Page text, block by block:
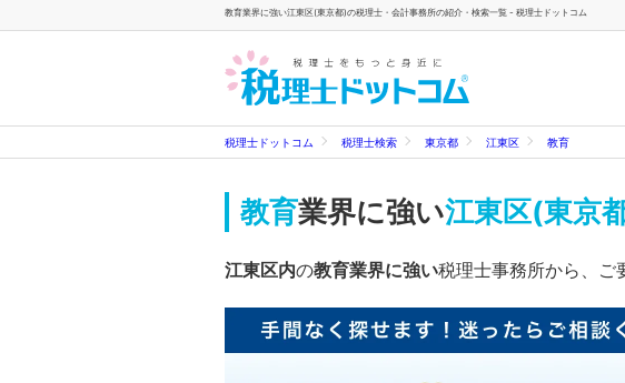
教育業界に強い江東区(東京都)の税理士・会計事務所の紹介・検索一覧 - 税理士ドットコム
税理士ドットコム 税理士検索 東京都 江東区 教育
教育業界に強い江東区(東京
江東区内の教育業界に強い税理士事務所から、ご